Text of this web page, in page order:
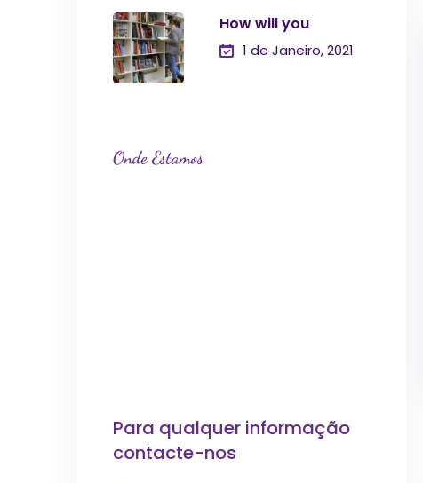
How will you
1 de Janeiro, 2021
Onde Estamos
Para qualquer informação
contacte-nos